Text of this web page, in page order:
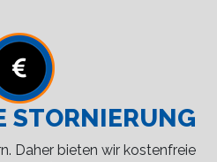
STORNIERUNG
Daher bieten wir kostenfreie